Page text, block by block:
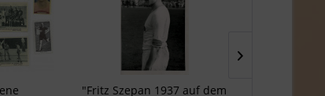
"Fritz Szepan 1937 auf dem